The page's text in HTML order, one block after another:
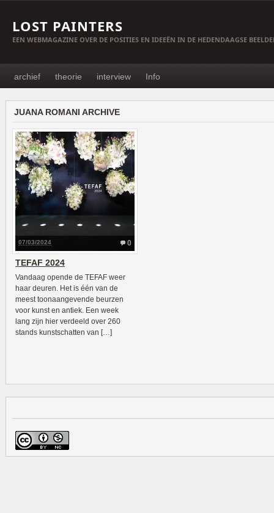
LOST PAINTERS
EEN WEBMAGAZINE OVER DE POSITIES EN IDEEËN IN DE HEDENDAAGSE
archief theorie interview Info
JUANA ROMANI ARCHIVE
0
07/03/2024
TEFAF 2024
Vandaag opende de TEFAF weer
haar deuren. Het is één van de
meest toonaangevende beurzen
voor kunst en antiek. Een week
lang zijn hier verdeeld over 260
stands kunstschatten van […]